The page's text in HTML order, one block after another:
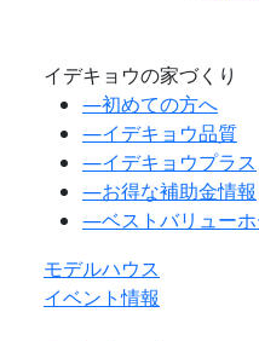
イデキョウの家づくり
―初めての方へ
―イデキョウ品質
―イデキョウプラス
―お得な補助金情報
―ベストバリュー
モデルハウス
イベント情報